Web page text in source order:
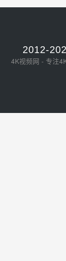
2012-
4K视频网 - 专注